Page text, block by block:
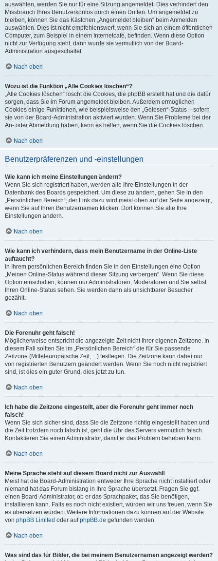
auswählen, werden Sie nur für eine Sitzung angemeldet. Dies verhindert den
Missbrauch Ihres Benutzerkontos durch einen Dritten. Um angemeldet zu
bleiben, können Sie das Kästchen „Angemeldet bleiben“ beim Anmelden
auswählen. Dies ist nicht empfehlenswert, wenn Sie sich an einem öffentlichen
Computer, zum Beispiel in einem Internetcafé, befinden. Wenn diese Option
nicht zur Verfügung steht, dann wurde sie vermutlich von der Board-
Administration ausgeschaltet.
Nach oben
Wozu ist die Funktion „Alle Cookies löschen“?
„Alle Cookies löschen“ löscht die Cookies, die phpBB erstellt hat und die dafür
sorgen, dass Sie im Forum angemeldet bleiben. Außerdem ermöglichen
Cookies einige Funktionen, wie beispielsweise den „Gelesen“-Status – sofern
sie von der Board-Administration aktiviert wurden. Wenn Sie Probleme bei der
An- oder Abmeldung haben, kann es helfen, wenn Sie die Cookies löschen.
Nach oben
Benutzerpräferenzen und -einstellungen
Wie kann ich meine Einstellungen ändern?
Wenn Sie sich registriert haben, werden alle Ihre Einstellungen in der
Datenbank des Boards gespeichert. Um diese zu ändern, gehen Sie in den
„Persönlichen Bereich“; der Link dazu wird meist oben auf der Seite angezeigt,
wenn Sie auf Ihren Benutzernamen klicken. Dort können Sie alle Ihre
Einstellungen ändern.
Nach oben
Wie kann ich verhindern, dass mein Benutzername in der Online-Liste
auftaucht?
In Ihrem persönlichen Bereich finden Sie in den Einstellungen eine Option
„Meinen Online-Status während dieser Sitzung verbergen“. Wenn Sie diese
Option einschalten, können nur Administratoren, Moderatoren und Sie selbst
Ihren Online-Status sehen. Sie werden dann als unsichtbarer Besucher
gezählt.
Nach oben
Die Forenuhr geht falsch!
Möglicherweise entspricht die angezeigte Zeit nicht Ihrer eigenen Zeitzone. In
diesem Fall sollten Sie im „Persönlichen Bereich“ die für Sie passende
Zeitzone (Mitteleuropäische Zeit, ...) festlegen. Die Zeitzone kann dabei nur
von registrierten Benutzern geändert werden. Wenn Sie noch nicht registriert
sind, ist dies ein guter Grund, dies jetzt zu tun.
Nach oben
Ich habe die Zeitzone eingestellt, aber die Forenuhr geht immer noch
falsch!
Wenn Sie sich sicher sind, dass Sie die Zeitzone richtig eingestellt haben und
die Zeit trotzdem noch falsch ist, geht die Uhr des Servers vermutlich falsch.
Kontaktieren Sie einen Administrator, damit er das Problem beheben kann.
Nach oben
Meine Sprache steht auf diesem Board nicht zur Auswahl!
Meist hat die Board-Administration entweder Ihre Sprache nicht installiert oder
niemand hat das Forum bislang in Ihre Sprache übersetzt. Fragen Sie ggf.
einen Board-Administrator, ob er das Sprachpaket, das Sie benötigen,
installieren kann. Falls es noch nicht existiert, würden wir uns freuen, wenn Sie
es übersetzen würden. Weitere Informationen dazu können auf der Website
von phpBB Limited oder aufphpBB.de gefunden werden.
Nach oben
Was sind das für Bilder, die bei meinem Benutzernamen angezeigt werden?